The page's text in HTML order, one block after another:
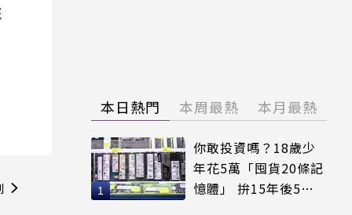
本日熱門 本周最熱 本月最熱
你敢投資嗎？18歲少
年花5萬「囤貨20條記
憶體」 拚15年後5倍